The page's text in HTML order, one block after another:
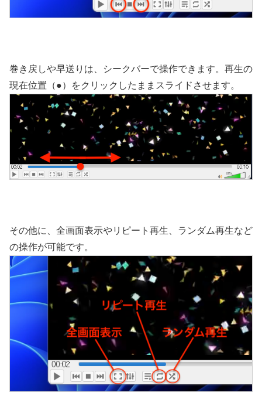
巻き戻しや早送りは、シークバーで操作できます。再生の
現在位置（●）をクリックしたままスライドさせます。
その他に、全画面表示やリピート再生、ランダム再生など
の操作が可能です。